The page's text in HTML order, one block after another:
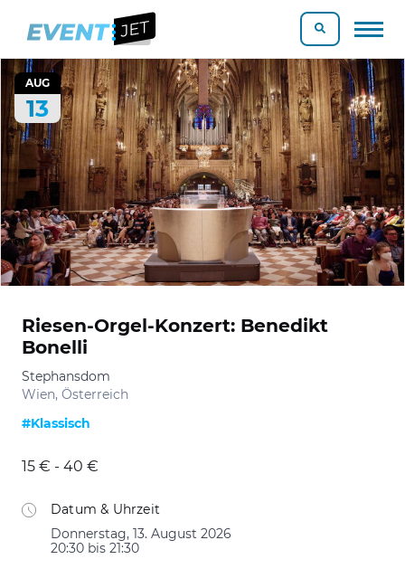
AUG
13
Riesen-Orgel-Konzert: Benedikt
Bonelli
Stephansdom
Wien, Österreich
#Klassisch
15 € - 40 €
Datum & Uhrzeit
Donnerstag, 13. August 2026
20:30 bis 21:30